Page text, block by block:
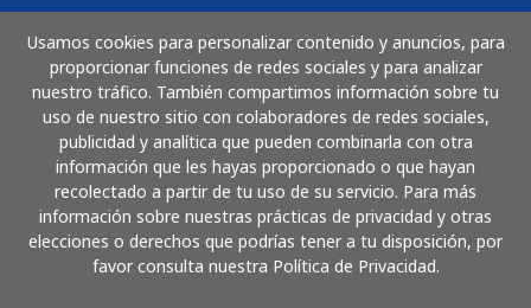
Usamos cookies para personalizar contenido y anuncios, para
proporcionar funciones de redes sociales y para analizar
nuestro tráfico. También compartimos información sobre tu
uso de nuestro sitio con colaboradores de redes sociales,
publicidad y analítica que pueden combinarla con otra
información que les hayas proporcionado o que hayan
recolectado a partir de tu uso de su servicio. Para más
información sobre nuestras prácticas de privacidad y otras
elecciones o derechos que podrías tener a tu disposición, por
favor consulta nuestra Política de Privacidad.
Cómo funciona
Paga con